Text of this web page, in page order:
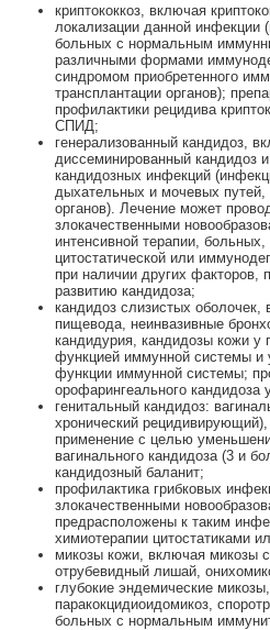
криптококкоз, включая
локализации данной инфекции
больных с нормальным
различными формами
синдромом приобретенного
трансплантации органов);
профилактики рецидива
СПИД;
генерализованный кандидоз,
диссеминированный кандидоз
кандидозных инфекций
дыхательных и мочевых путей,
органов). Лечение может
злокачественными
интенсивной терапии,
цитостатической или
при наличии других факторов,
развитию кандидоза;
кандидоз слизистых оболочек,
пищевода, неинвазивные
кандидурия, кандидозы кожи у
функцией иммунной системы и
функции иммунной системы;
орофарингеального
генитальный кандидоз:
хронический
применение с целью
вагинального кандидоза (3 и
кандидозный баланит;
профилактика грибковых
злокачественными
предрасположены к таким
химиотерапии цитостатиками
микозы кожи, включая микозы
отрубевидный лишай,
глубокие эндемические
паракокцидиоидомикоз,
больных с нормальным